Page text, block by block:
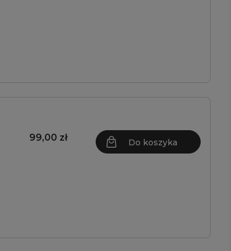
99,00 zł Do koszyka